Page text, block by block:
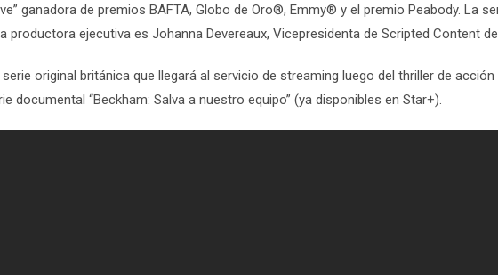
” ganadora de premios BAFTA, Globo de Oro®, Emmy® y el premio Peabody. La
productora ejecutiva es Johanna Devereaux, Vicepresidenta de Scripted Content
original británica que llegará al servicio de streaming luego del thriller de
documental “Beckham: Salva a nuestro equipo” (ya disponibles en Star+).